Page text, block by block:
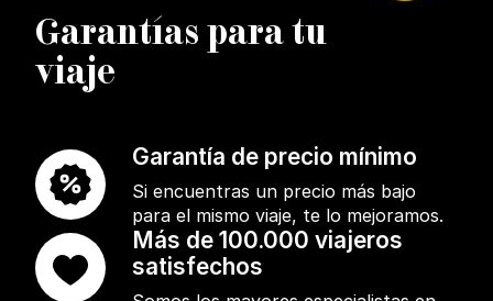
Garantías para tu
viaje
Garantía de precio mínimo
Si encuentras un precio más bajo
para el mismo viaje, te lo mejoramos.
Más de 100.000 viajeros
satisfechos